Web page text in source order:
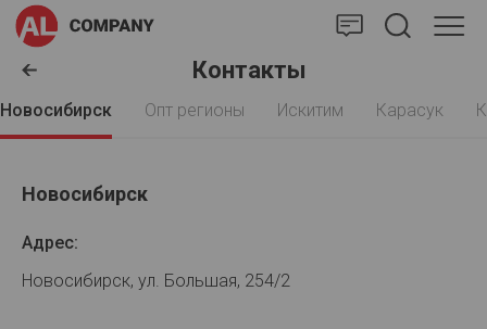
Контакты
Новосибирск Опт регионы Искитим Карасук
Новосибирск
Адрес:
Новосибирск, ул. Большая, 254/2